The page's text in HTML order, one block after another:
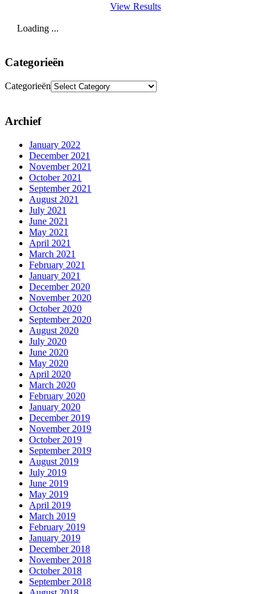
View Results
Loading ...
Categorieën
Categorieën
Archief
January 2022
December 2021
November 2021
October 2021
September 2021
August 2021
July 2021
June 2021
May 2021
April 2021
March 2021
February 2021
January 2021
December 2020
November 2020
October 2020
September 2020
August 2020
July 2020
June 2020
May 2020
April 2020
March 2020
February 2020
January 2020
December 2019
November 2019
October 2019
September 2019
August 2019
July 2019
June 2019
May 2019
April 2019
March 2019
February 2019
January 2019
December 2018
November 2018
October 2018
September 2018